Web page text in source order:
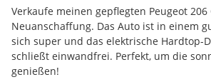
Verkaufe meinen gepflegten Peugeot 206
Neuanschaffung. Das Auto ist in einem
sich super und das elektrische Hardtop-
schließt einwandfrei. Perfekt, um die
genießen!